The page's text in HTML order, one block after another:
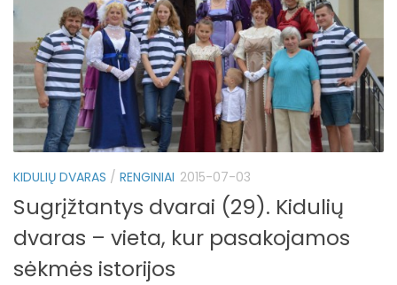
KIDULIŲ DVARAS / RENGINIAI 2015-07-03
Sugrįžtantys dvarai (29). Kidulių
dvaras – vieta, kur pasakojamos
sėkmės istorijos